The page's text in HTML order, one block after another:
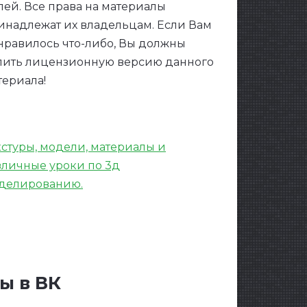
Music Visualizer
Все права на материалы
их владельцам. Если Вам
что-либо, Вы должны
лицензионную версию данного
модели, материалы и
уроки по 3д
в ВК